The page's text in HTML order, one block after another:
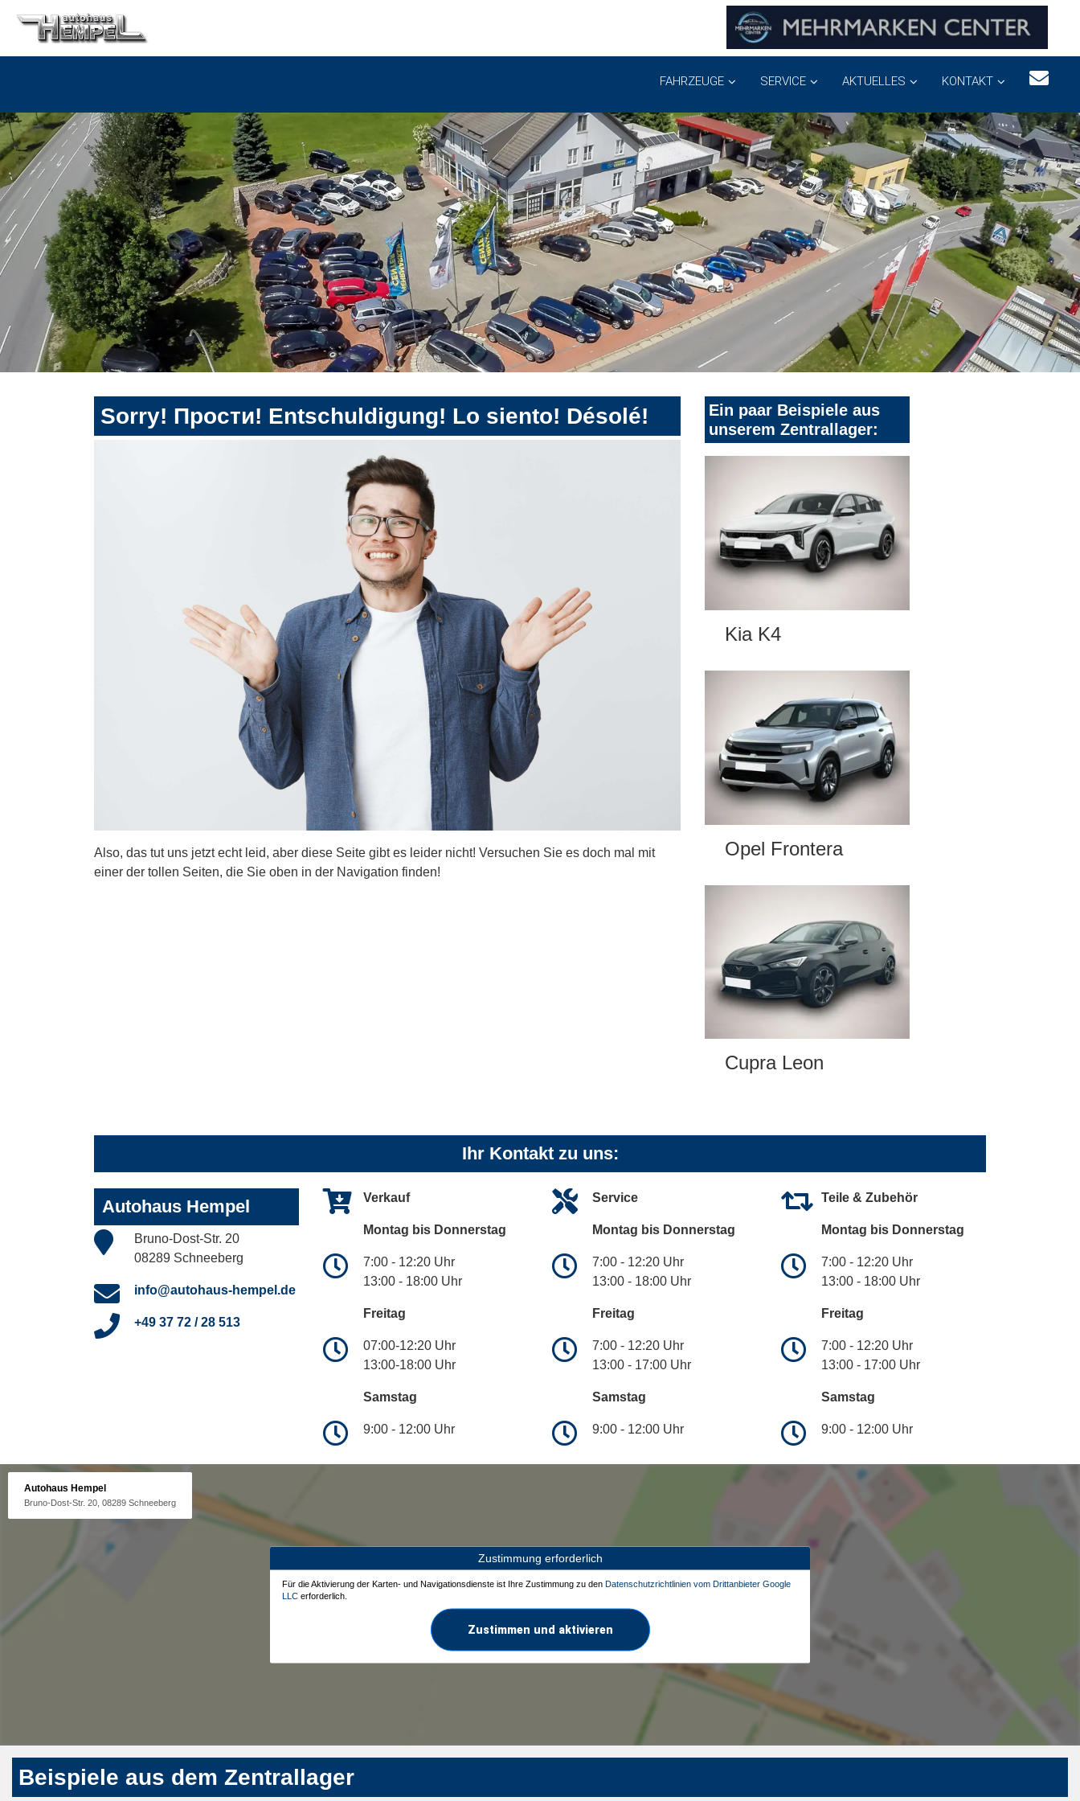
FAHRZEUGE SERVICE AKTUELLES KONTAKT
Sorry! Прости! Entschuldigung! Lo siento! Désolé!
Also, das tut uns jetzt echt leid, aber diese Seite gibt es leider nicht! Versuchen Sie es doch mal mit
einer der tollen Seiten, die Sie oben in der Navigation finden!
Ein paar Beispiele aus
unserem Zentrallager:
Kia K4
Opel Frontera
Cupra Leon
Ihr Kontakt zu uns:
Autohaus Hempel
Bruno-Dost-Str. 20
08289 Schneeberg
info@autohaus-hempel.de
+49 37 72 / 28 513
Verkauf
Montag bis Donnerstag
7:00 - 12:20 Uhr
13:00 - 18:00 Uhr
Freitag
07:00-12:20 Uhr
13:00-18:00 Uhr
Samstag
9:00 - 12:00 Uhr
Service
Montag bis Donnerstag
7:00 - 12:20 Uhr
13:00 - 18:00 Uhr
Freitag
7:00 - 12:20 Uhr
13:00 - 17:00 Uhr
Samstag
9:00 - 12:00 Uhr
Teile & Zubehör
Montag bis Donnerstag
7:00 - 12:20 Uhr
13:00 - 18:00 Uhr
Freitag
7:00 - 12:20 Uhr
13:00 - 17:00 Uhr
Samstag
9:00 - 12:00 Uhr
Autohaus Hempel
Bruno-Dost-Str. 20, 08289 Schneeberg
Zustimmung erforderlich
Für die Aktivierung der Karten- und Navigationsdienste ist Ihre Zustimmung zu den Datenschutzrichtlinien vom Drittanbieter Google
LLC erforderlich.
Zustimmen und aktivieren
Beispiele aus dem Zentrallager